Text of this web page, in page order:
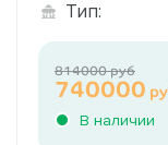
Тип:
В наличии
740000
814000 руб